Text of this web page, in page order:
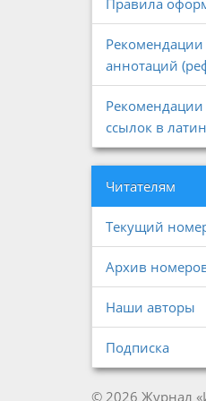
Правила
Рекомендации
аннотаций
Рекомендации
ссылок в
Читателям
Текущий
Архив
Наши авторы
Подписка
© 2026 Журнал